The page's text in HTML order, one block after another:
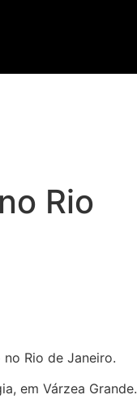
Rio
Rio de Janeiro.
em Várzea Grande.